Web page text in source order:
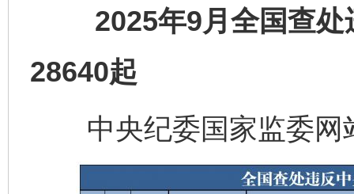
2025年9月全国查处
28640起
中央纪委国家监委网